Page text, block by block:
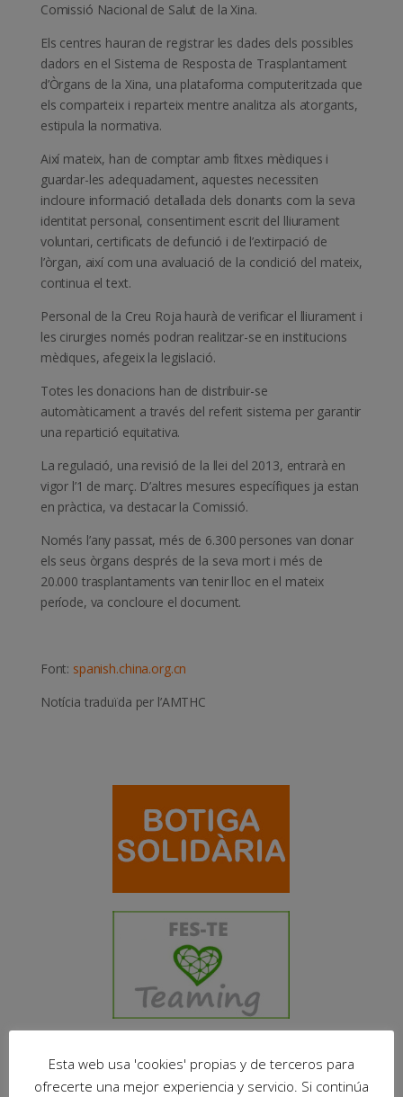
Comissió Nacional de Salut de la Xina.
Els centres hauran de registrar les dades dels possibles
dadors en el Sistema de Resposta de Trasplantament
d’Òrgans de la Xina, una plataforma computeritzada que
els comparteix i reparteix mentre analitza als atorgants,
estipula la normativa.
Així mateix, han de comptar amb fitxes mèdiques i
guardar-les adequadament, aquestes necessiten
incloure informació detallada dels donants com la seva
identitat personal, consentiment escrit del lliurament
voluntari, certificats de defunció i de l’extirpació de
l’òrgan, així com una avaluació de la condició del mateix,
continua el text.
Personal de la Creu Roja haurà de verificar el lliurament i
les cirurgies només podran realitzar-se en institucions
mèdiques, afegeix la legislació.
Totes les donacions han de distribuir-se
automàticament a través del referit sistema per garantir
una repartició equitativa.
La regulació, una revisió de la llei del 2013, entrarà en
vigor l’1 de març. D’altres mesures específiques ja estan
en pràctica, va destacar la Comissió.
Només l’any passat, més de 6.300 persones van donar
els seus òrgans després de la seva mort i més de
20.000 trasplantaments van tenir lloc en el mateix
període, va concloure el document.
Font: spanish.china.org.cn
Notícia traduïda per l’AMTHC
Esta web usa 'cookies' propias y de terceros para
ofrecerte una mejor experiencia y servicio. Si continúa